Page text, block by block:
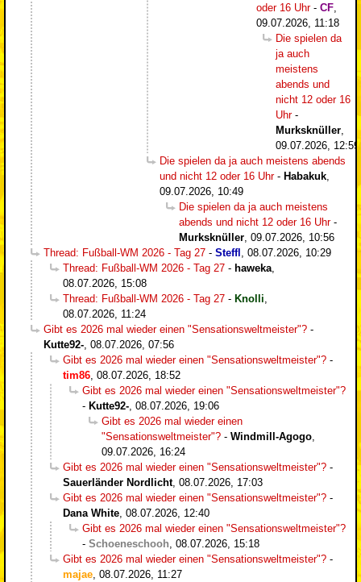
oder 16 Uhr- CF
09.07.2026, 11:18
Die spielen da
ja auch
meistens
abends und
nicht 12 oder 16
Uhr-
Murksknüller
09.07.2026, 12:59
Die spielen da ja auch meistens abends
und nicht 12 oder 16 Uhr- Habakuk
09.07.2026, 10:49
Die spielen da ja auch meistens
abends und nicht 12 oder 16 Uhr-
Murksknüller 09.07.2026, 10:56
Thread: Fußball-WM 2026 - Tag 27 - Steffl
08.07.2026, 10:29
Thread: Fußball-WM 2026 - Tag 27 - haweka
08.07.2026, 15:08
Thread: Fußball-WM 2026 - Tag 27 - Knolli
08.07.2026, 11:24
Gibt es 2026 mal wieder einen "Sensationsweltmeister"? -
Kutte92- 08.07.2026, 07:56
Gibt es 2026 mal wieder einen "Sensationsweltmeister"? -
tim86 08.07.2026, 18:52
Gibt es 2026 mal wieder einen "Sensationsweltmeister"?
- Kutte92- 08.07.2026, 19:06
Gibt es 2026 mal wieder einen
"Sensationsweltmeister"? - Windmill-Agogo
09.07.2026, 16:24
Gibt es 2026 mal wieder einen "Sensationsweltmeister"? -
Sauerländer Nordlicht, 08.07.2026, 17:03
Gibt es 2026 mal wieder einen "Sensationsweltmeister"? -
Dana White 08.07.2026, 12:40
Gibt es 2026 mal wieder einen "Sensationsweltmeister"?
- Schoeneschooh 08.07.2026, 15:18
Gibt es 2026 mal wieder einen "Sensationsweltmeister"? -
majae 08.07.2026, 11:27